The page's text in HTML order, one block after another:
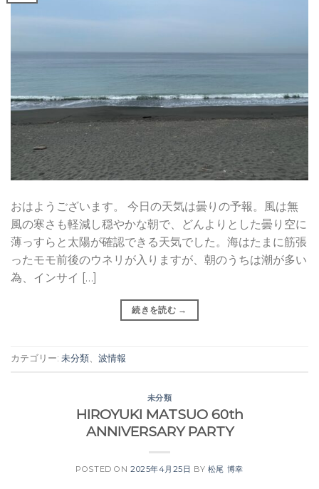
おはようございます。 今日の天気は曇りの予報。風は無
風の寒さも軽減し穏やかな朝で、どんよりとした曇り空に
薄っすらと太陽が確認できる天気でした。海はたまに筋張
ったモモ前後のウネリが入りますが、朝のうちは潮が多い
為、インサイ […]
続きを読む →
カテゴリー: 未分類、 波情報
未分類
HIROYUKI MATSUO 60th
ANNIVERSARY PARTY
POSTED ON 2025年4月25日 BY 松尾 博幸